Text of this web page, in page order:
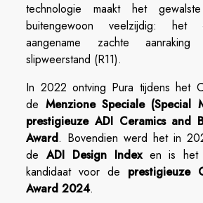
technologie maakt het
buitengewoon veelzijdig: het
aangename zachte
slipweerstand (R11).
In 2022 ontving Pura tijdens het
de Menzione Speciale (Special
prestigieuze ADI Ceramics and
Award. Bovendien werd het in
deADI Design Indexen is het
kandidaat voor de prestigieuze
Award 2024.